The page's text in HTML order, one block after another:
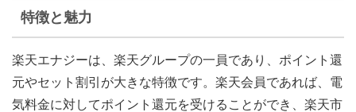
特徴と魅力
楽天エナジーは、楽天グループの一員であり、ポイント還
元やセット割引が大きな特徴です。楽天会員であれば、電
気料金に対してポイント還元を受けることができ、楽天市